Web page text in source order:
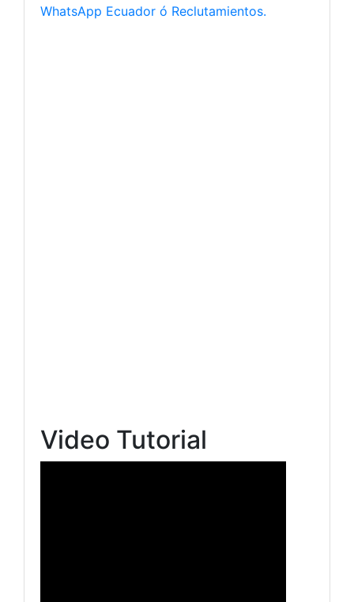
WhatsApp Ecuador ó Reclutamientos.
Video Tutorial